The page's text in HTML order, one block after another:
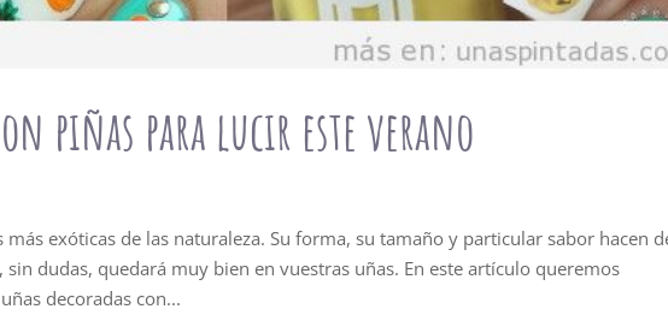
piñas para lucir este verano
más exóticas de las naturaleza. Su forma, su tamaño y particular sabor hacen
dudas, quedará muy bien en vuestras uñas. En este artículo queremos
decoradas con...